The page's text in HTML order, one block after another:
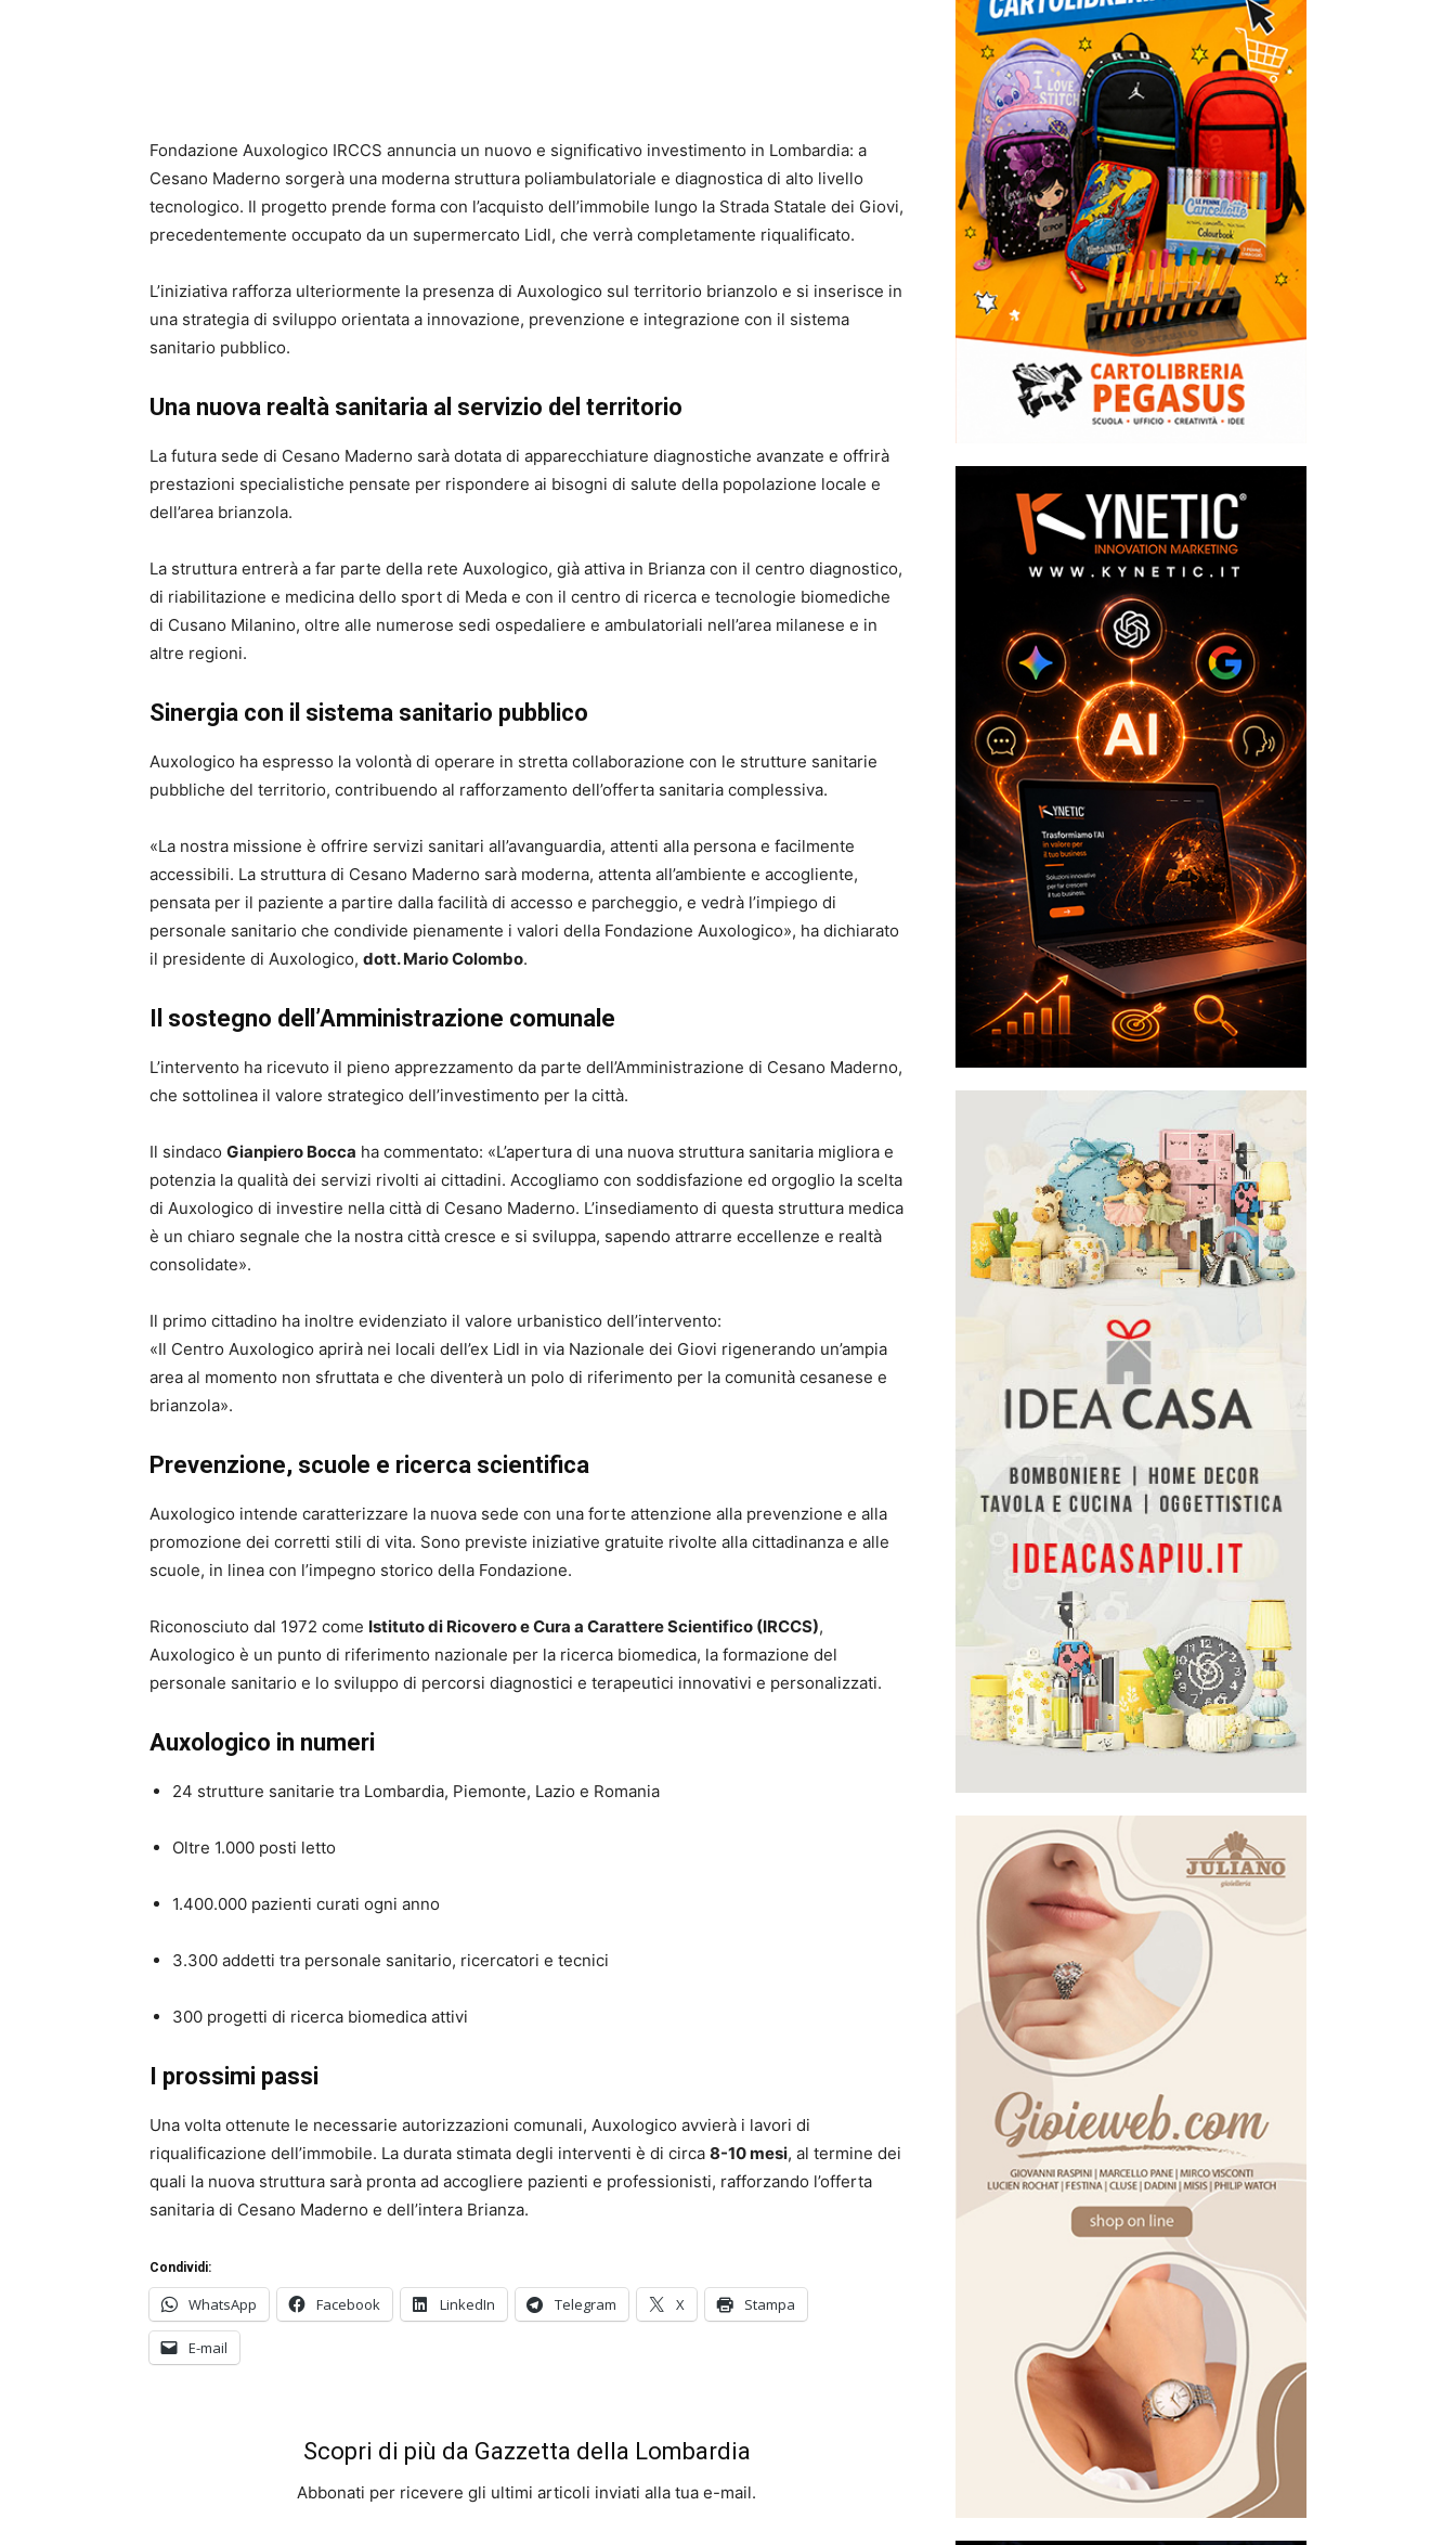
Fondazione Auxologico IRCCS annuncia un nuovo e significativo investimento in Lombardia: a
Cesano Maderno sorgerà una moderna struttura poliambulatoriale e diagnostica di alto livello
tecnologico. Il progetto prende forma con l’acquisto dell’immobile lungo la Strada Statale dei Giovi,
precedentemente occupato da un supermercato Lidl, che verrà completamente riqualificato.
L’iniziativa rafforza ulteriormente la presenza di Auxologico sul territorio brianzolo e si inserisce in
una strategia di sviluppo orientata a innovazione, prevenzione e integrazione con il sistema
sanitario pubblico.
Una nuova realtà sanitaria al servizio del territorio
La futura sede di Cesano Maderno sarà dotata di apparecchiature diagnostiche avanzate e offrirà
prestazioni specialistiche pensate per rispondere ai bisogni di salute della popolazione locale e
dell’area brianzola.
La struttura entrerà a far parte della rete Auxologico, già attiva in Brianza con il centro diagnostico,
di riabilitazione e medicina dello sport di Meda e con il centro di ricerca e tecnologie biomediche
di Cusano Milanino, oltre alle numerose sedi ospedaliere e ambulatoriali nell’area milanese e in
altre regioni.
Sinergia con il sistema sanitario pubblico
Auxologico ha espresso la volontà di operare in stretta collaborazione con le strutture sanitarie
pubbliche del territorio, contribuendo al rafforzamento dell’offerta sanitaria complessiva.
«La nostra missione è offrire servizi sanitari all’avanguardia, attenti alla persona e facilmente
accessibili. La struttura di Cesano Maderno sarà moderna, attenta all’ambiente e accogliente,
pensata per il paziente a partire dalla facilità di accesso e parcheggio, e vedrà l’impiego di
personale sanitario che condivide pienamente i valori della Fondazione Auxologico», ha dichiarato
il presidente di Auxologico, dott. Mario Colombo.
Il sostegno dell’Amministrazione comunale
L’intervento ha ricevuto il pieno apprezzamento da parte dell’Amministrazione di Cesano Maderno,
che sottolinea il valore strategico dell’investimento per la città.
Il sindaco Gianpiero Bocca ha commentato: «L’apertura di una nuova struttura sanitaria migliora e
potenzia la qualità dei servizi rivolti ai cittadini. Accogliamo con soddisfazione ed orgoglio la scelta
di Auxologico di investire nella città di Cesano Maderno. L’insediamento di questa struttura medica
è un chiaro segnale che la nostra città cresce e si sviluppa, sapendo attrarre eccellenze e realtà
consolidate».
Il primo cittadino ha inoltre evidenziato il valore urbanistico dell’intervento:
«Il Centro Auxologico aprirà nei locali dell’ex Lidl in via Nazionale dei Giovi rigenerando un’ampia
area al momento non sfruttata e che diventerà un polo di riferimento per la comunità cesanese e
brianzola».
Prevenzione, scuole e ricerca scientifica
Auxologico intende caratterizzare la nuova sede con una forte attenzione alla prevenzione e alla
promozione dei corretti stili di vita. Sono previste iniziative gratuite rivolte alla cittadinanza e alle
scuole, in linea con l’impegno storico della Fondazione.
Riconosciuto dal 1972 come Istituto di Ricovero e Cura a Carattere Scientifico (IRCCS),
Auxologico è un punto di riferimento nazionale per la ricerca biomedica, la formazione del
personale sanitario e lo sviluppo di percorsi diagnostici e terapeutici innovativi e personalizzati.
Auxologico in numeri
24 strutture sanitarie tra Lombardia, Piemonte, Lazio e Romania
Oltre 1.000 posti letto
1.400.000 pazienti curati ogni anno
3.300 addetti tra personale sanitario, ricercatori e tecnici
300 progetti di ricerca biomedica attivi
I prossimi passi
Una volta ottenute le necessarie autorizzazioni comunali, Auxologico avvierà i lavori di
riqualificazione dell’immobile. La durata stimata degli interventi è di circa 8-10 mesi, al termine dei
quali la nuova struttura sarà pronta ad accogliere pazienti e professionisti, rafforzando l’offerta
sanitaria di Cesano Maderno e dell’intera Brianza.
Condividi:
WhatsApp Facebook LinkedIn Telegram X Stampa
E-mail
Scopri di più da Gazzetta della Lombardia
Abbonati per ricevere gli ultimi articoli inviati alla tua e-mail.